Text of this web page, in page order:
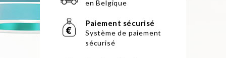
en Belgique
Paiement sécurisé
Système de paiement
sécurisé